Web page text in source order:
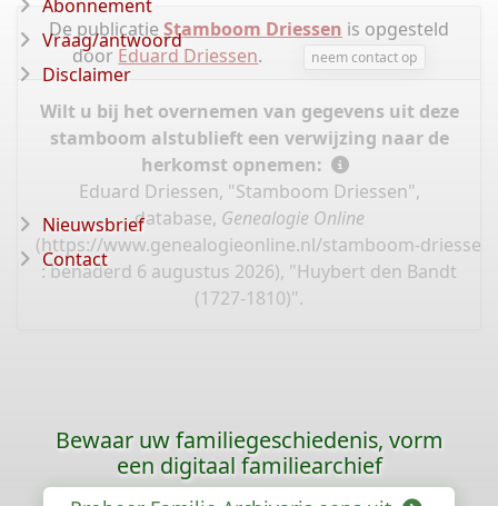
De publicatie Stamboom Driessen is opgesteld
door Eduard Driessen. neem contact op
Wilt u bij het overnemen van gegevens uit deze
stamboom alstublieft een verwijzing naar de
herkomst opnemen:
Eduard Driessen, "Stamboom Driessen",
database, Genealogie Online
(https://www.genealogieonline.nl/stamboom-
: benaderd 6 augustus 2026), "Huybert den Bandt
(1727-1810)".
Abonnement
Vraag/antwoord
Disclaimer
Nieuwsbrief
Contact
Bewaar uw familiegeschiedenis, vorm
een digitaal familiearchief